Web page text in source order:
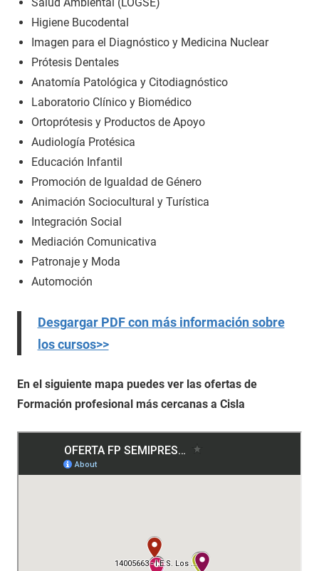
Higiene Bucodental
Imagen para el Diagnóstico y Medicina Nuclear
Prótesis Dentales
Anatomía Patológica y Citodiagnóstico
Laboratorio Clínico y Biomédico
Ortoprótesis y Productos de Apoyo
Audiología Protésica
Educación Infantil
Promoción de Igualdad de Género
Animación Sociocultural y Turística
Integración Social
Mediación Comunicativa
Patronaje y Moda
Automoción
Desgargar PDF con más información sobre
los cursos>>
En el siguiente mapa puedes ver las ofertas de
Formación profesional más cercanas a Cisla